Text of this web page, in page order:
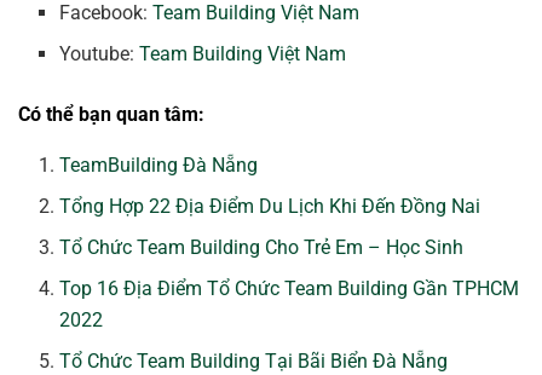
Facebook:Team Building Việt Nam
Youtube:Team Building Việt Nam
Có thể bạn quan tâm:
TeamBuilding Đà Nẵng
Tổng Hợp 22 Địa Điểm Du Lịch Khi Đến Đồng Nai
Tổ Chức Team Building Cho Trẻ Em – Học Sinh
Top 16 Địa Điểm Tổ Chức Team Building Gần TPHCM
2022
Tổ Chức Team Building Tại Bãi Biển Đà Nẵng